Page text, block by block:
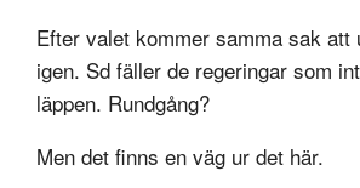
Efter valet kommer samma sak att
igen. Sd fäller de regeringar som
läppen. Rundgång?
Men det finns en väg ur det här.